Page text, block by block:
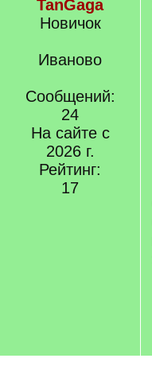
TanGaga
Новичок
Иваново
Сообщений:
24
На сайте с
2026 г.
Рейтинг:
17